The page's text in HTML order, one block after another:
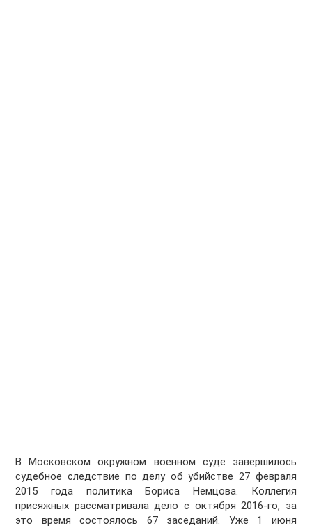
В Московском окружном военном суде завершилось
судебное следствие по делу об убийстве 27 февраля
2015 года политика Бориса Немцова. Коллегия
присяжных рассматривала дело с октября 2016-го, за
это время состоялось 67 заседаний. Уже 1 июня